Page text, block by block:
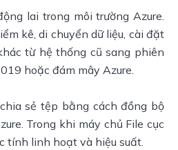
lai trong môi trường Azure.
kê, di chuyển dữ liệu, cài đặt
từ hệ thống cũ sang phiên
hoặc đám mây Azure.
sẻ tệp bằng cách đồng bộ
Trong khi máy chủ File cục
tính linh hoạt và hiệu suất.